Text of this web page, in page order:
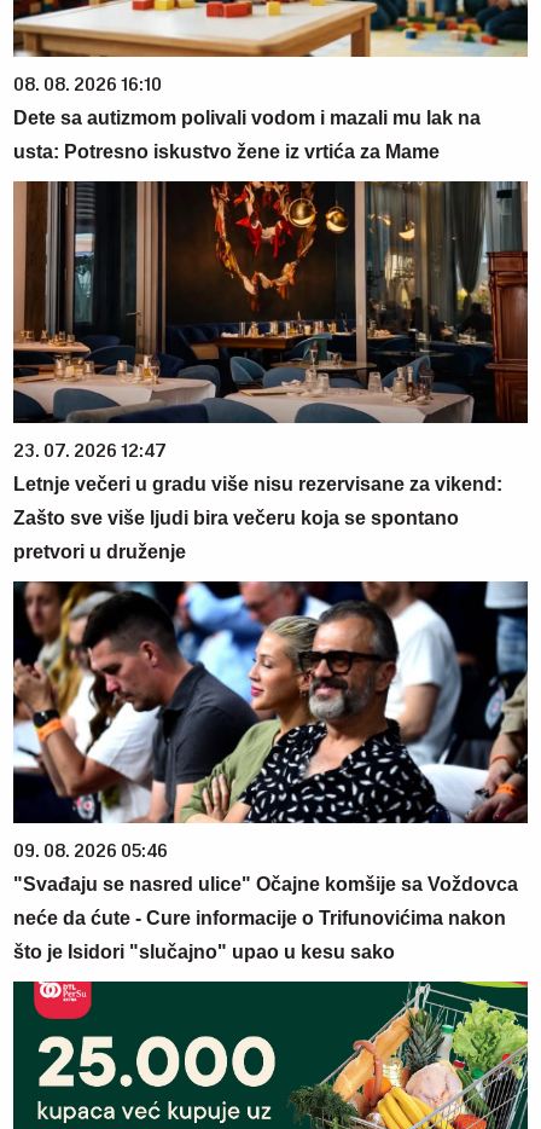
08. 08. 2026 16:10
Dete sa autizmom polivali vodom i mazali mu lak na
usta: Potresno iskustvo žene iz vrtića za Mame
23. 07. 2026 12:47
Letnje večeri u gradu više nisu rezervisane za vikend:
Zašto sve više ljudi bira večeru koja se spontano
pretvori u druženje
09. 08. 2026 05:46
"Svađaju se nasred ulice" Očajne komšije sa Voždovca
neće da ćute - Cure informacije o Trifunovićima nakon
što je Isidori "slučajno" upao u kesu sako